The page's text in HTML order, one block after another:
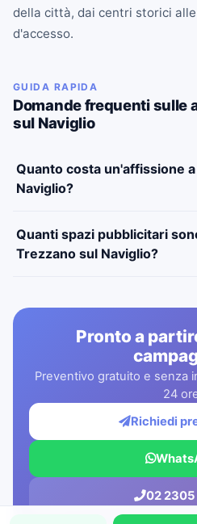
della città, dai centri storici
d'accesso.
GUIDA RAPIDA
Domande frequenti sulle
sul Naviglio
Quanto costa un'affissione
Naviglio?
Quanti spazi pubblicitari
Trezzano sul Naviglio?
Pronto a
Preventivo gratuito e senza
24
Richiedi
02 2305